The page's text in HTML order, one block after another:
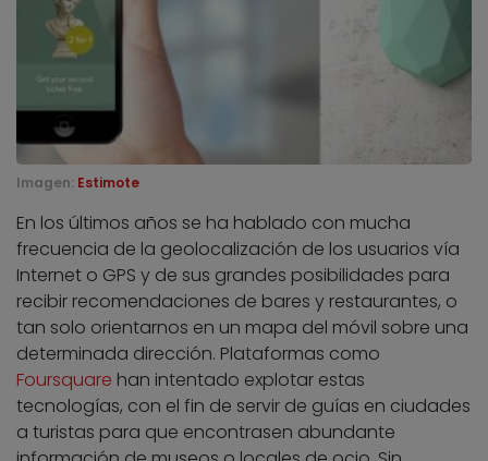
Imagen: Estimote
En los últimos años se ha hablado con mucha
frecuencia de la geolocalización de los usuarios vía
Internet o GPS y de sus grandes posibilidades para
recibir recomendaciones de bares y restaurantes, o
tan solo orientarnos en un mapa del móvil sobre una
determinada dirección. Plataformas como
Foursquare han intentado explotar estas
tecnologías, con el fin de servir de guías en ciudades
a turistas para que encontrasen abundante